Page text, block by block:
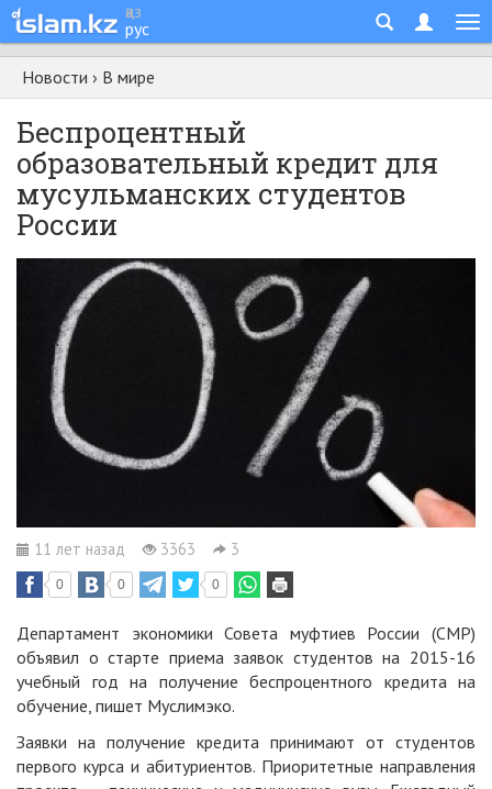
қаз
рус
Новости › В мире
Беспроцентный
образовательный кредит для
мусульманских студентов
России
11 лет назад 3363 3
0 0 0
Департамент экономики Совета муфтиев России (СМР)
объявил о старте приема заявок студентов на 2015-16
учебный год на получение беспроцентного кредита на
обучение, пишет Муслимэко.
Заявки на получение кредита принимают от студентов
первого курса и абитуриентов. Приоритетные направления